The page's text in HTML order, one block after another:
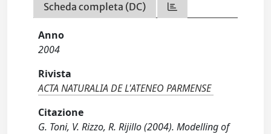
Scheda completa (DC)
Anno
2004
Rivista
ACTA NATURALIA DE L'ATENEO PARMENSE
Citazione
G. Toni, V. Rizzo, R. Rijillo (2004). Modelling of